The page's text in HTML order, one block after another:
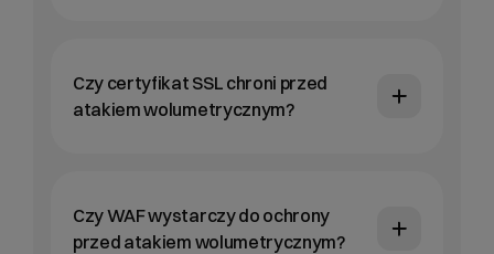
Czy certyfikat SSL chroni przed
atakiem wolumetrycznym?
Czy WAF wystarczy do ochrony
przed atakiem wolumetrycznym?